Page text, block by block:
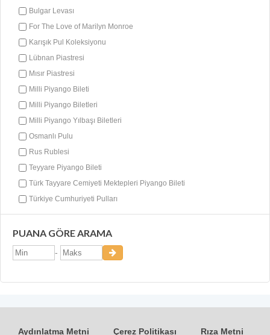
Bulgar Levası
For The Love of Marilyn Monroe
Karışık Pul Koleksiyonu
Lübnan Piastresi
Mısır Piastresi
Milli Piyango Bileti
Milli Piyango Biletleri
Milli Piyango Yılbaşı Biletleri
Osmanlı Pulu
Rus Rublesi
Teyyare Piyango Bileti
Türk Tayyare Cemiyeti Mektepleri Piyango Bileti
Türkiye Cumhuriyeti Pulları
PUANA GÖRE ARAMA
-
Aydınlatma Metni Çerez Politikası Rıza Metni